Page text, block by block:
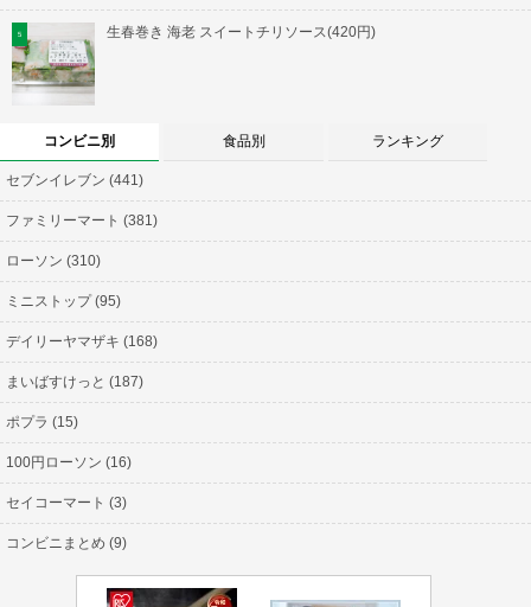
生春巻き 海老 スイートチリソース(420円)
コンビニ別 食品別 ランキング
セブンイレブン (441)
ファミリーマート (381)
ローソン (310)
ミニストップ (95)
デイリーヤマザキ (168)
まいばすけっと (187)
ポプラ (15)
100円ローソン (16)
セイコーマート (3)
コンビニまとめ (9)